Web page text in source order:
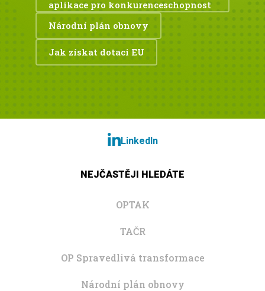
aplikace pro konkurenceschopnost
Národní plán obnovy
Jak získat dotaci EU
LinkedIn
NEJČASTĚJI HLEDÁTE
OPTAK
TAČR
OP Spravedlivá transformace
Národní plán obnovy